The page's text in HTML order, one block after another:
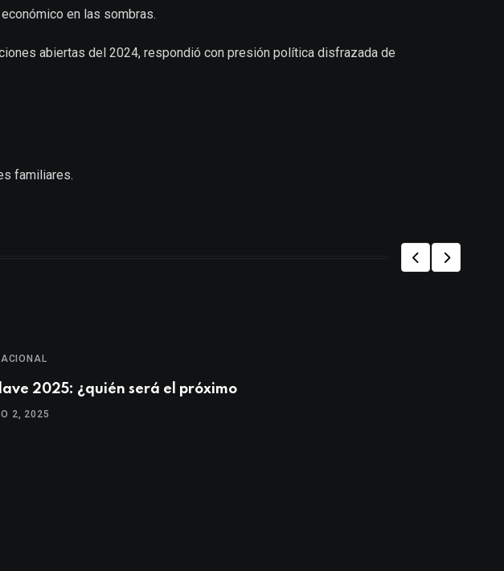
en las sombras.
abiertas del 2024, respondió con presión política disfrazada de
familiares.
2025: ¿quién será el próximo
2, 2025